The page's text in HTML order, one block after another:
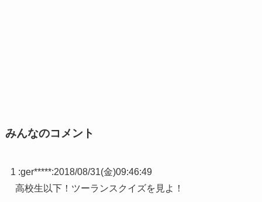
みんなのコメント
1 :ger*****:2018/08/31(金)09:46:49
高校生以下！ツーランスクイズを見よ！